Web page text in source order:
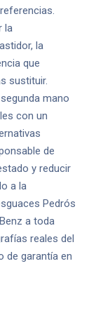
la
la
que
sustituir.
mano
con un
de
y reducir
a la
Pedrós
a toda
reales del
de garantía en